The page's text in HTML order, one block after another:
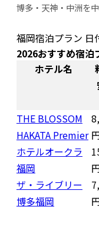
博多・天神・中洲を
福岡宿泊プラン 日
2026おすすめ宿泊
ホテル名
THE BLOSSOM
HAKATA Premier
ホテルオークラ
福岡
ザ・ライブリー
博多福岡